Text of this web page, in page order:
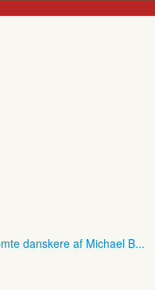
danskere af Michael B...